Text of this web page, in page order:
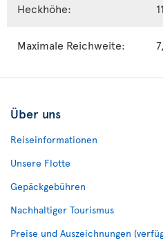
Heckhöhe:
Maximale Reichweite:
Über uns
Reiseinformationen
Unsere Flotte
Gepäckgebühren
Nachhaltiger Tourismus
Preise und Auszeichnungen